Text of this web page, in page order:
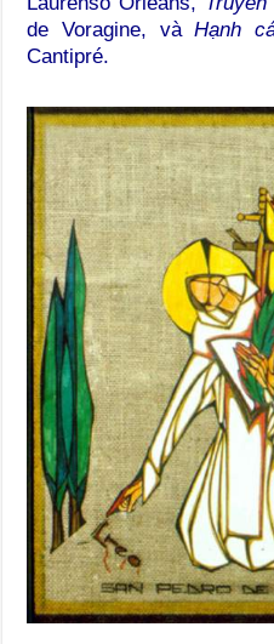
de Voragine, vàHạnh
Cantipré.